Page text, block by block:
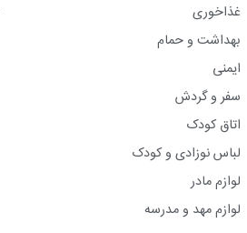
غذاخوری
بهداشت و حمام
ایمنی
سفر و گردش
اتاق کودک
لباس نوزادی و کودک
لوازم مادر
لوازم مهد و مدرسه